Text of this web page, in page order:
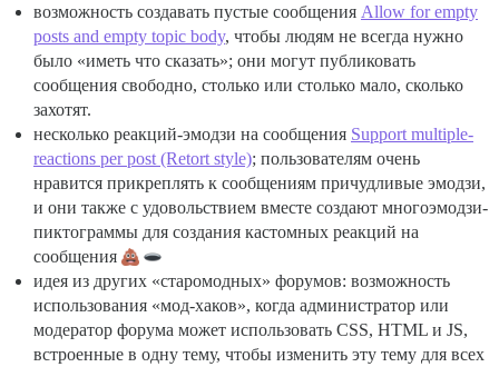
возможность создавать пустые сообщения Allow for empty
posts and empty topic body, чтобы людям не всегда нужно
было «иметь что сказать»; они могут публиковать
сообщения свободно, столько или столько мало, сколько
захотят.
несколько реакций-эмодзи на сообщения Support multiple-
reactions per post (Retort style); пользователям очень
нравится прикреплять к сообщениям причудливые эмодзи,
и они также с удовольствием вместе создают многоэмодзи-
пиктограммы для создания кастомных реакций на
сообщения
идея из других «старомодных» форумов: возможность
использования «мод-хаков», когда администратор или
модератор форума может использовать CSS, HTML и JS,
встроенные в одну тему, чтобы изменить эту тему для всех